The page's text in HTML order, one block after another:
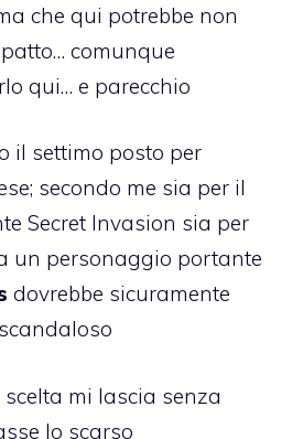
che qui potrebbe non
comunque
qui… e parecchio
il settimo posto per
secondo me sia per il
Secret Invasion sia per
un personaggio portante
dovrebbe sicuramente
scelta mi lascia senza
lo scarso